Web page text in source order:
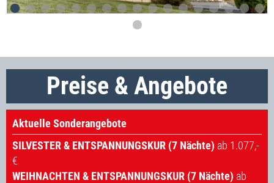
Preise & Angebote
Aktuelle Sonderangebote
SILVESTER & ENTSPANNUNGSKUR (7 Nächte) ab 1.077,-
€
WEIHNACHTEN & ENTSPANNUNGSKUR (7 Nächte) ab